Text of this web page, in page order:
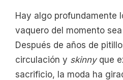
Hay algo profundamente
vaquero del momento
Después de años de
circulación y skinnyque
sacrificio, la moda ha